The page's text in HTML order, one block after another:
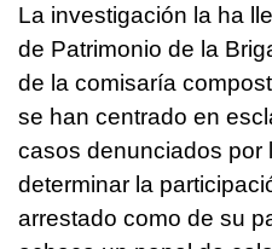
La investigación la ha
de Patrimonio de la
de la comisaría
se han centrado en
casos denunciados por
determinar la
arrestado como de su